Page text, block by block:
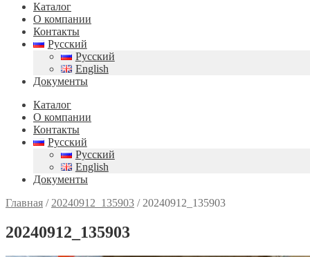
Каталог
О компании
Контакты
Русский
Русский
English
Документы
Каталог
О компании
Контакты
Русский
Русский
English
Документы
Главная / 20240912_135903 / 20240912_135903
20240912_135903